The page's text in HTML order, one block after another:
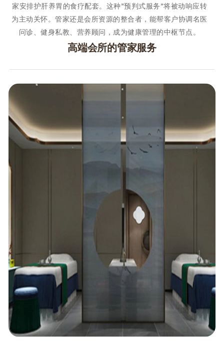
家安排护肝养胃的食疗配套。这种"预判式服务"将被动响应转
为主动关怀。管家还是会所资源的整合者，能帮客户协调名医
问诊、健身私教、营养顾问，成为健康管理的中枢节点。
高端会所的管家服务